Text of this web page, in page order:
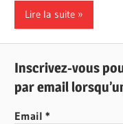
Lire la suite
Inscrivez-vous
par email
Email*